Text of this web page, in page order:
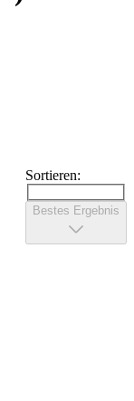
Sortieren:
Bestes Ergebnis